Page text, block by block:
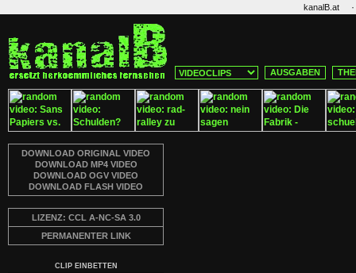
kanalB.at ·
AUSGABEN
DOWNLOAD ORIGINAL VIDEO
DOWNLOAD MP4 VIDEO
DOWNLOAD OGV VIDEO
DOWNLOAD FLASH VIDEO
LIZENZ: CCL A-NC-SA 3.0
PERMANENTER LINK
CLIP EINBETTEN